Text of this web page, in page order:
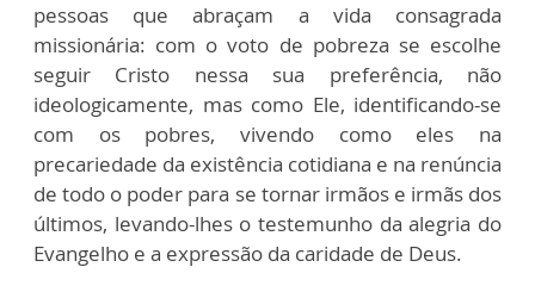
pessoas que abraçam a vida consagrada
missionária: com o voto de pobreza se escolhe
seguir Cristo nessa sua preferência, não
ideologicamente, mas como Ele, identificando-se
com os pobres, vivendo como eles na
precariedade da existência cotidiana e na renúncia
de todo o poder para se tornar irmãos e irmãs dos
últimos, levando-lhes o testemunho da alegria do
Evangelho e a expressão da caridade de Deus.